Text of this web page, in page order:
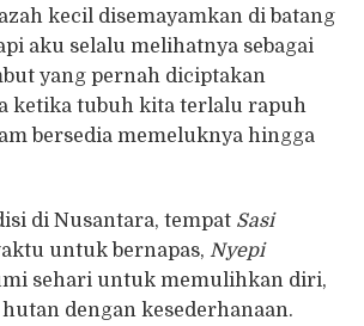
kecil disemayamkan di batang
aku selalu melihatnya sebagai
yang pernah diciptakan
ketika tubuh kita terlalu rapuh
bersedia memeluknya hingga
di Nusantara, tempat Sasi
untuk bernapas, Nyepi
sehari untuk memulihkan diri,
dengan kesederhanaan.